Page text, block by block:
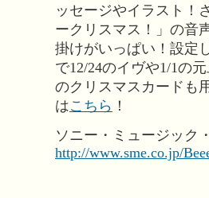
ッセージやイラスト！
ークリスマス！」の音
掛けがいっぱい！設定
で12/24のイヴや1/1の
のクリスマスカードも
はこちら ！
ソニー・ミュージック
http://www.sme.co.jp/